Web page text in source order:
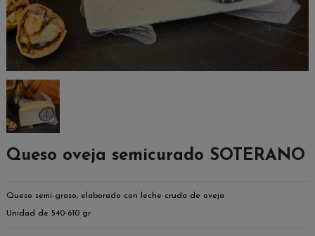
Queso oveja semicurado SOTERANO
Queso semi-graso, elaborado con leche cruda de oveja
Unidad de 540-610 gr